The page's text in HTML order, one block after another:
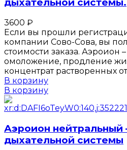
дыхательной системы.
3600 ₽
Если вы прошли
компании Сово-Сова, вы
стоимости заказа. Аэроион
омоложение, продление
концентрат растворенных
В корзину
В корзину
Аэроион нейтральный
дыхательной системы